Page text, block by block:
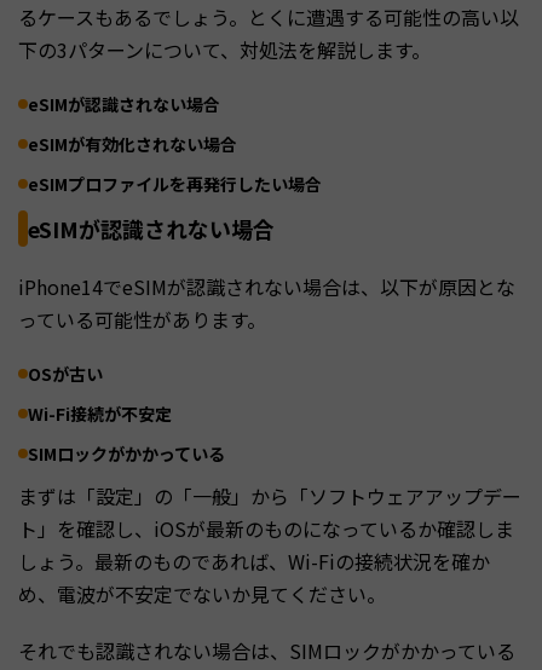
るケースもあるでしょう。とくに遭遇する可能性の高い以
下の3パターンについて、対処法を解説します。
eSIMが認識されない場合
eSIMが有効化されない場合
eSIMプロファイルを再発行したい場合
eSIMが認識されない場合
iPhone14でeSIMが認識されない場合は、以下が原因とな
っている可能性があります。
OSが古い
Wi-Fi接続が不安定
SIMロックがかかっている
まずは「設定」の「一般」から「ソフトウェアアップデー
ト」を確認し、iOSが最新のものになっているか確認しま
しょう。最新のものであれば、Wi-Fiの接続状況を確か
め、電波が不安定でないか見てください。
それでも認識されない場合は、SIMロックがかかっている